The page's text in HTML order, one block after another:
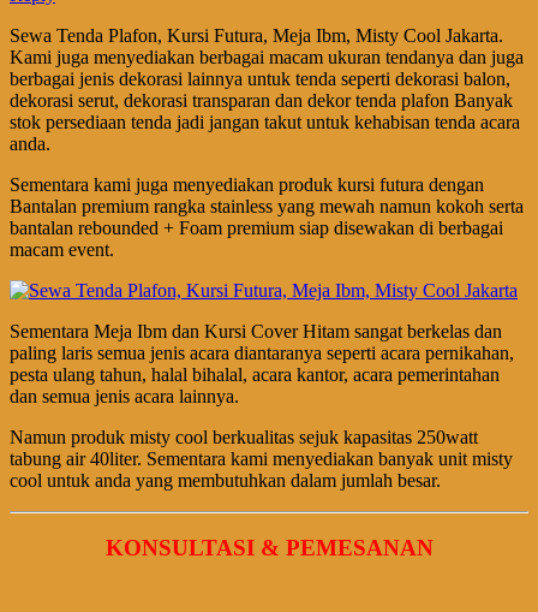
Sewa Tenda Plafon, Kursi Futura, Meja Ibm, Misty Cool Jakarta.
Kami juga menyediakan berbagai macam ukuran tendanya dan juga
berbagai jenis dekorasi lainnya untuk tenda seperti dekorasi balon,
dekorasi serut, dekorasi transparan dan dekor tenda plafon Banyak
stok persediaan tenda jadi jangan takut untuk kehabisan tenda acara
anda.
Sementara kami juga menyediakan produk kursi futura dengan
Bantalan premium rangka stainless yang mewah namun kokoh serta
bantalan rebounded + Foam premium siap disewakan di berbagai
macam event.
Sementara Meja Ibm dan Kursi Cover Hitam sangat berkelas dan
paling laris semua jenis acara diantaranya seperti acara pernikahan,
pesta ulang tahun, halal bihalal, acara kantor, acara pemerintahan
dan semua jenis acara lainnya.
Namun produk misty cool berkualitas sejuk kapasitas 250watt
tabung air 40liter. Sementara kami menyediakan banyak unit misty
cool untuk anda yang membutuhkan dalam jumlah besar.
KONSULTASI & PEMESANAN